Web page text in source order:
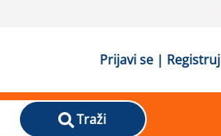
Prijavi se | Registruj
Traži